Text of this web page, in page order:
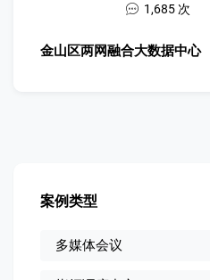
1,685 次
金山区两网融合大数据中心
案例类型
多媒体会议